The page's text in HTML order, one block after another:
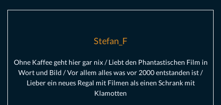
Stefan_F
Ohne Kaffee geht hier gar nix / Liebt den Phantastischen Film in
Wort und Bild / Vor allem alles was vor 2000 entstanden ist /
Lieber ein neues Regal mit Filmen als einen Schrank mit
Klamotten